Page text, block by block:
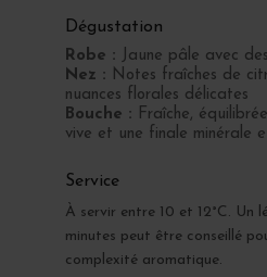
Dégustation
Robe : Jaune pâle avec
Nez : Notes fraîches de
nuances florales délicates
Bouche : Fraîche,
vive et une finale minérale
Service
À servir entre 10 et 12°C. Un
minutes peut être conseillé
complexité aromatique.